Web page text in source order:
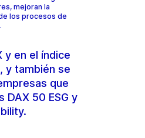
mejoran la
los procesos de
y en el índice
y también se
que
DAX 50 ESG y